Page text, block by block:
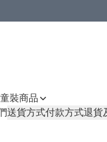
裝商品
送貨方式付款方式退貨